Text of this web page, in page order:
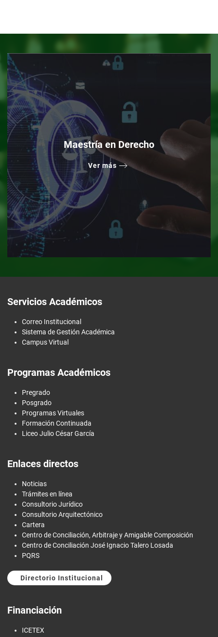
Maestría en Derecho
Ver más
Servicios Académicos
Correo Institucional
Sistema de Gestión Académica
Campus Virtual
Programas Académicos
Pregrado
Posgrado
Programas Virtuales
Formación Continuada
Liceo Julio César García
Enlaces directos
Noticias
Trámites en línea
Consultorio Jurídico
Consultorio Arquitectónico
Cartera
Centro de Conciliación, Arbitraje y Amigable Composición
Centro de Conciliación José Ignacio Talero Losada
PQRS
Directorio Institucional
Financiación
ICETEX